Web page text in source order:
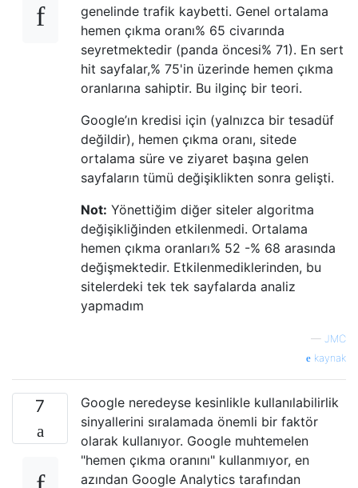
genelinde trafik kaybetti. Genel ortalama
hemen çıkma oranı% 65 civarında
seyretmektedir (panda öncesi% 71). En sert
hit sayfalar,% 75'in üzerinde hemen çıkma
oranlarına sahiptir. Bu ilginç bir teori.
Google’ın kredisi için (yalnızca bir tesadüf
değildir), hemen çıkma oranı, sitede
ortalama süre ve ziyaret başına gelen
sayfaların tümü değişiklikten sonra gelişti.
Not: Yönettiğim diğer siteler algoritma
değişikliğinden etkilenmedi. Ortalama
hemen çıkma oranları% 52 -% 68 arasında
değişmektedir. Etkilenmediklerinden, bu
sitelerdeki tek tek sayfalarda analiz
yapmadım
— JMC
kaynak
7
Google neredeyse kesinlikle kullanılabilirlik
sinyallerini sıralamada önemli bir faktör
olarak kullanıyor. Google muhtemelen
"hemen çıkma oranını" kullanmıyor, en
azından Google Analytics tarafından